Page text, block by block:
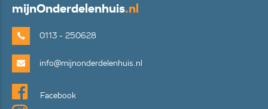
mijnOnderdelenhuis.nl
0113 - 250628
info@mijnonderdelenhuis.nl
Facebook